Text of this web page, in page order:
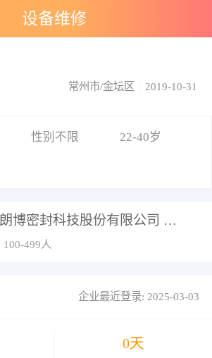
设备维修
2019-10-31
常州市/金坛区
性别不限 22-40岁
常州朗博密封科技股份有限公司
100-499人
企业最近登录: 2025-03-03
0天